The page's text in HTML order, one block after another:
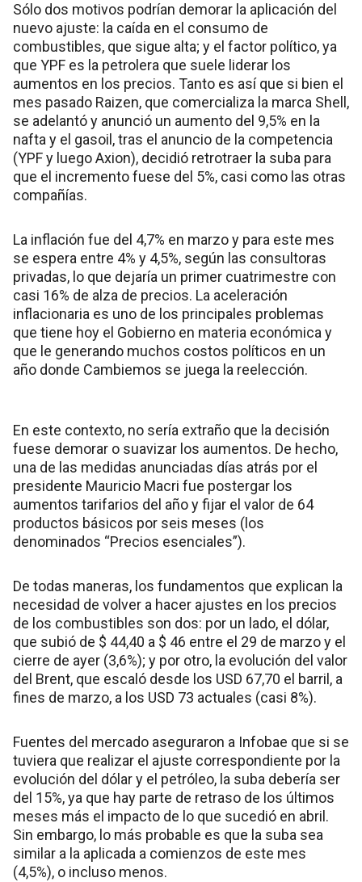
Sólo dos motivos podrían demorar la aplicación del
nuevo ajuste: la caída en el consumo de
combustibles, que sigue alta; y el factor político, ya
que YPF es la petrolera que suele liderar los
aumentos en los precios. Tanto es así que si bien el
mes pasado Raizen, que comercializa la marca Shell,
se adelantó y anunció un aumento del 9,5% en la
nafta y el gasoil, tras el anuncio de la competencia
(YPF y luego Axion), decidió retrotraer la suba para
que el incremento fuese del 5%, casi como las otras
compañías.
La inflación fue del 4,7% en marzo y para este mes
se espera entre 4% y 4,5%, según las consultoras
privadas, lo que dejaría un primer cuatrimestre con
casi 16% de alza de precios. La aceleración
inflacionaria es uno de los principales problemas
que tiene hoy el Gobierno en materia económica y
que le generando muchos costos políticos en un
año donde Cambiemos se juega la reelección.
En este contexto, no sería extraño que la decisión
fuese demorar o suavizar los aumentos. De hecho,
una de las medidas anunciadas días atrás por el
presidente Mauricio Macri fue postergar los
aumentos tarifarios del año y fijar el valor de 64
productos básicos por seis meses (los
denominados “Precios esenciales”).
De todas maneras, los fundamentos que explican la
necesidad de volver a hacer ajustes en los precios
de los combustibles son dos: por un lado, el dólar,
que subió de $ 44,40 a $ 46 entre el 29 de marzo y el
cierre de ayer (3,6%); y por otro, la evolución del valor
del Brent, que escaló desde los USD 67,70 el barril, a
fines de marzo, a los USD 73 actuales (casi 8%).
Fuentes del mercado aseguraron a Infobae que si se
tuviera que realizar el ajuste correspondiente por la
evolución del dólar y el petróleo, la suba debería ser
del 15%, ya que hay parte de retraso de los últimos
meses más el impacto de lo que sucedió en abril.
Sin embargo, lo más probable es que la suba sea
similar a la aplicada a comienzos de este mes
(4,5%), o incluso menos.